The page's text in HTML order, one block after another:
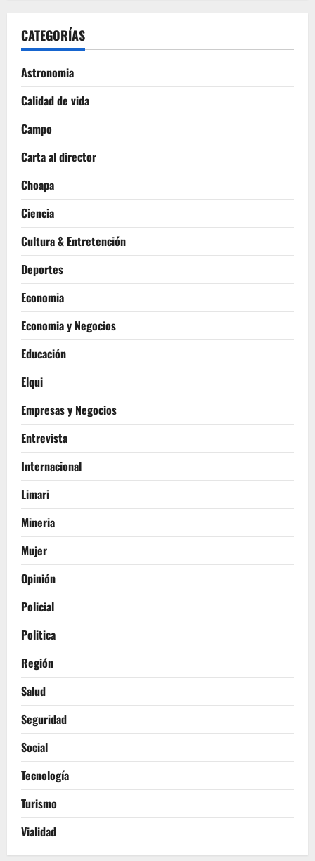
CATEGORÍAS
Astronomia
Calidad de vida
Campo
Carta al director
Choapa
Ciencia
Cultura & Entretención
Deportes
Economia
Economia y Negocios
Educación
Elqui
Empresas y Negocios
Entrevista
Internacional
Limari
Mineria
Mujer
Opinión
Policial
Politica
Región
Salud
Seguridad
Social
Tecnología
Turismo
Vialidad